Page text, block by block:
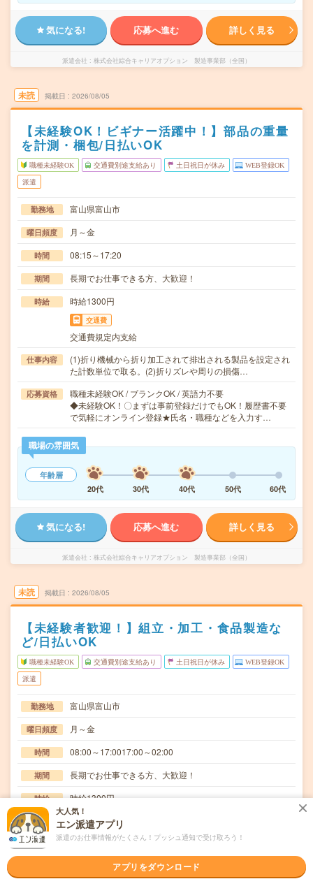
気になる! 応募へ進む 詳しく見る
派遣会社 株式会社綜合キャリアオプション 製造事業部（全国）
未読 掲載日 2026/08/05
【未経験OK！ビギナー活躍中！】部品の重量
を計測・梱包/日払いOK
職種未経験OK 交通費別途支給あり 土日祝日が休み WEB登録OK
派遣
勤務地 富山県富山市
曜日頻度 月～金
時間 08:15～17:20
期間 長期でお仕事できる方、大歓迎！
時給 時給1300円
交通費
交通費規定内支給
仕事内容
(1)折り機械から折り加工されて排出される製品を設定され
た計数単位で取る。(2)折りズレや周りの損傷…
応募資格
職種未経験OK / ブランクOK / 英語力不要
◆未経験OK！〇まずは事前登録だけでもOK！履歴書不要
で気軽にオンライン登録★氏名・職種などを入力す…
職場の雰囲気
年齢層
20代
30代 40代 50代 60代
気になる! 応募へ進む 詳しく見る
派遣会社 株式会社綜合キャリアオプション 製造事業部（全国）
未読 掲載日 2026/08/05
【未経験者歓迎！】組立・加工・食品製造な
ど/日払いOK
職種未経験OK 交通費別途支給あり 土日祝日が休み WEB登録OK
派遣
勤務地 富山県富山市
曜日頻度 月～金
時間 08:00～17:0017:00～02:00
期間 長期でお仕事できる方、大歓迎！
時給 時給1300円
交通費
交通費規定内支給
仕事内容
外観検査及び付帯作業(材料・構成部品運搬・投入・箱詰
め・書き物作業補助等々)設備に製品や部品を投入し…
大人気！
エン派遣アプリ
派遣のお仕事情報がたくさん！プッシュ通知で受け取ろう！
アプリをダウンロード